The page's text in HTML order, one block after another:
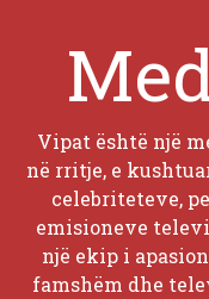
Vipat është një
në rritje, e
celebriteteve,
emisioneve
një ekip i
famshëm dhe